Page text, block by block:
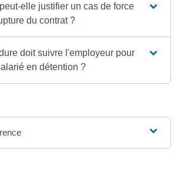
elle justifier un cas de force
du contrat ?
doit suivre l'employeur pour
en détention ?